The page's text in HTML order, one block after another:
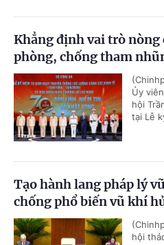
Khẳng định vai trò
phòng, chống tham
Ủy
hội
tại Lễ
Tạo hành lang pháp lý
chống phổ biến vũ khí
hội